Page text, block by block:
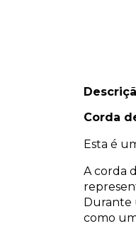
Corda
Esta é
A corda
Durante
como